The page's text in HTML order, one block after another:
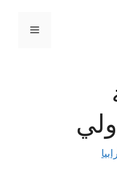
القائمة